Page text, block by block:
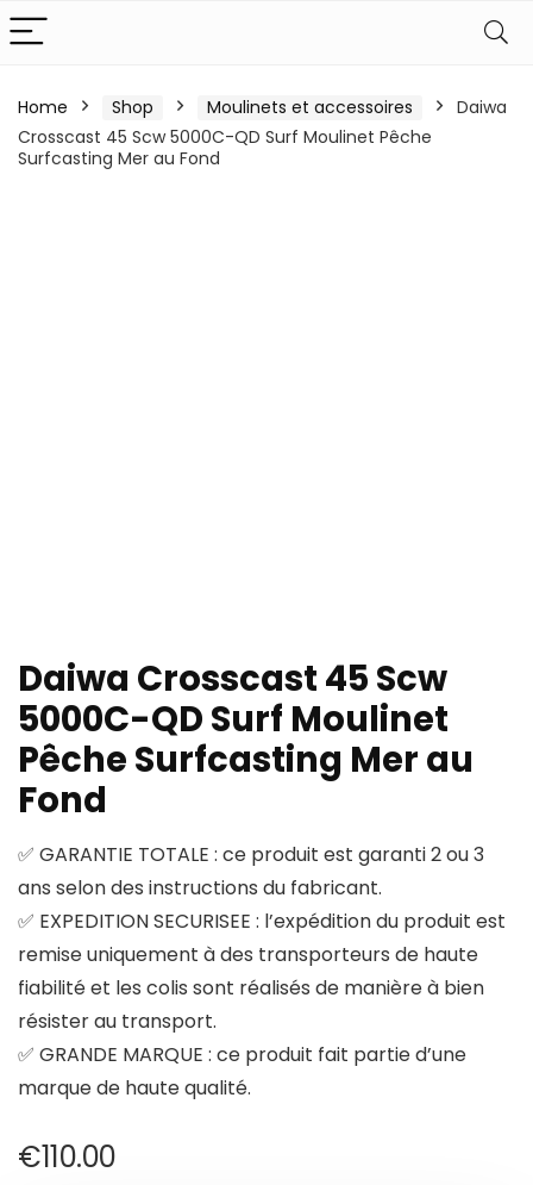
Home Shop Moulinets et accessoires
Daiwa
Crosscast 45 Scw 5000C-QD Surf Moulinet Pêche
Surfcasting Mer au Fond
Daiwa Crosscast 45 Scw
5000C-QD Surf Moulinet
Pêche Surfcasting Mer au
Fond
✅ GARANTIE TOTALE : ce produit est garanti 2 ou 3
ans selon des instructions du fabricant.
✅ EXPEDITION SECURISEE : l’expédition du produit est
remise uniquement à des transporteurs de haute
fiabilité et les colis sont réalisés de manière à bien
résister au transport.
✅ GRANDE MARQUE : ce produit fait partie d’une
marque de haute qualité.
€110.00